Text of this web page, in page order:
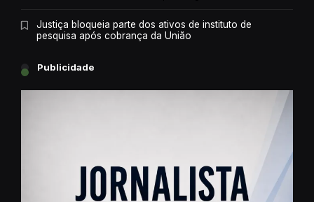
Justiça bloqueia parte dos ativos de instituto de
pesquisa após cobrança da União
Publicidade